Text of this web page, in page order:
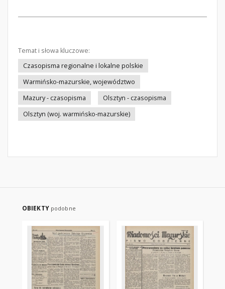
Temat i słowa kluczowe:
Czasopisma regionalne i lokalne polskie
Warmińsko-mazurskie, województwo
Mazury - czasopisma
Olsztyn - czasopisma
Olsztyn (woj. warmińsko-mazurskie)
OBIEKTY podobne